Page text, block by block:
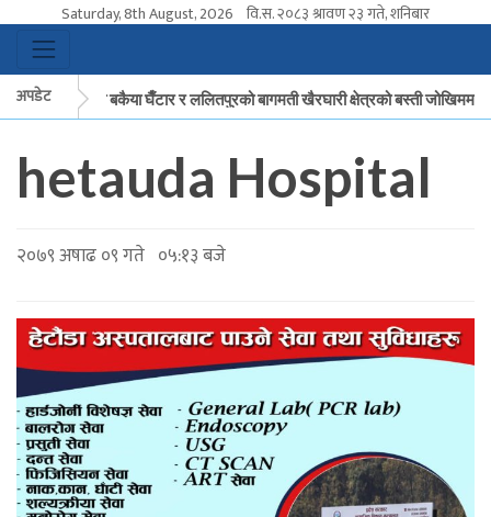
Saturday, 8th August, 2026 वि.स.२०८३ श्रावण २३ गते, शनिबार
अपडेट
मकवानपुरको बकैया घैँटार र ललितपुरको बागमती खैरघारी क्षेत्रको बस्ती जोखिममा
मकवानपुरको बकैया घैँटार र ललितपुरको बागमती खैरघारी क्षेत्रको बस्ती जोखिममा
hetauda Hospital
२०७९ अषाढ ०९ गते ०५:१३ बजे